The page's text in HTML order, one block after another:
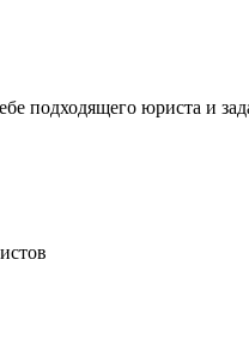
подходящего юриста и